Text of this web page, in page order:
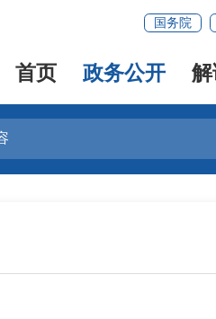
国务院
首页 政务公开